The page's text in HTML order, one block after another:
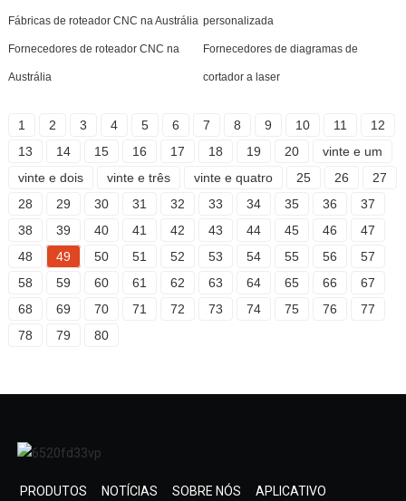
Fábricas de roteador CNC na Austrália personalizada
Fornecedores de roteador CNC na
Austrália
Fornecedores de diagramas de
cortador a laser
1 2 3 4 5 6 7 8 9 10 11
12
13
14 15 16 17 18 19 20
vinte e um
vinte e dois
vinte e três vinte e quatro 25 26
27
28
29 30 31 32 33 34 35 36
37
38
39 40 41 42 43 44 45 46
47
48
49 50 51 52 53 54 55 56
57
58
59 60 61 62 63 64 65 66
67
68
69 70 71 72 73 74 75 76
77
78
79 80
PRODUTOS NOTÍCIAS SOBRE NÓS APLICATIVO